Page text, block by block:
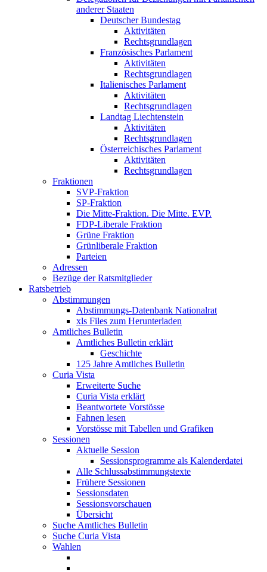
anderer Staaten
Deutscher Bundestag
Aktivitäten
Rechtsgrundlagen
Französisches Parlament
Aktivitäten
Rechtsgrundlagen
Italienisches Parlament
Aktivitäten
Rechtsgrundlagen
Landtag Liechtenstein
Aktivitäten
Rechtsgrundlagen
Österreichisches Parlament
Aktivitäten
Rechtsgrundlagen
Fraktionen
SVP-Fraktion
SP-Fraktion
Die Mitte-Fraktion. Die Mitte. EVP.
FDP-Liberale Fraktion
Grüne Fraktion
Grünliberale Fraktion
Parteien
Adressen
Bezüge der Ratsmitglieder
Ratsbetrieb
Abstimmungen
Abstimmungs-Datenbank Nationalrat
xls Files zum Herunterladen
Amtliches Bulletin
Amtliches Bulletin erklärt
Geschichte
125 Jahre Amtliches Bulletin
Curia Vista
Erweiterte Suche
Curia Vista erklärt
Beantwortete Vorstösse
Fahnen lesen
Vorstösse mit Tabellen und Grafiken
Sessionen
Aktuelle Session
Sessionsprogramme als Kalenderdatei
Alle Schlussabstimmungstexte
Frühere Sessionen
Sessionsdaten
Sessionsvorschauen
Übersicht
Suche Amtliches Bulletin
Suche Curia Vista
Wahlen